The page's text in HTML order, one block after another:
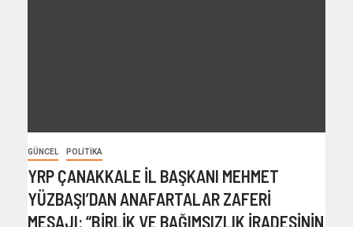
GÜNCEL POLITIKA
YRP ÇANAKKALE İL BAŞKANI MEHMET
YÜZBAŞI’DAN ANAFARTALAR ZAFERİ
MESAJI: “BİRLİK VE BAĞIMSIZLIK İRADESİNİN